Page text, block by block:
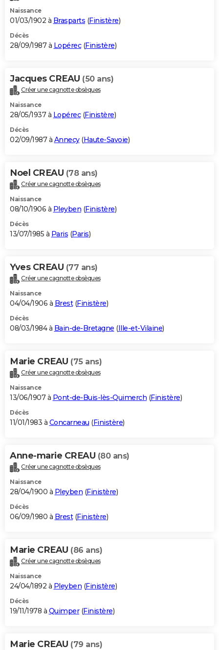
Naissance
01/03/1902 à Brasparts (Finistère)
Décès
28/09/1987 à Lopérec(Finistère)
Jacques CREAU (50 ans)
Créer une cagnotte obsèques
Naissance
28/05/1937 à Lopérec(Finistère)
Décès
02/09/1987 à Annecy(Haute-Savoie)
Noel CREAU (78 ans)
Créer une cagnotte obsèques
Naissance
08/10/1906 à Pleyben (Finistère)
Décès
13/07/1985 à Paris (Paris)
Yves CREAU (77 ans)
Créer une cagnotte obsèques
Naissance
04/04/1906 à Brest(Finistère)
Décès
08/03/1984 à Bain-de-Bretagne (Ille-et-Vilaine)
Marie CREAU (75 ans)
Créer une cagnotte obsèques
Naissance
13/06/1907 à Pont-de-Buis-lès-Quimerch (Finistère)
Décès
11/01/1983 à Concarneau (Finistère)
Anne-marie CREAU (80 ans)
Créer une cagnotte obsèques
Naissance
28/04/1900 à Pleyben (Finistère)
Décès
06/09/1980 à Brest(Finistère)
Marie CREAU (86 ans)
Créer une cagnotte obsèques
Naissance
24/04/1892 à Pleyben (Finistère)
Décès
19/11/1978 à Quimper(Finistère)
Marie CREAU (79 ans)